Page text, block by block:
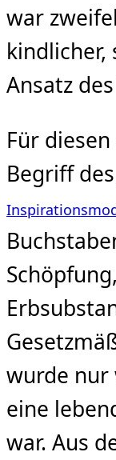
war
kindlicher,
Ansatz
Für
Begriff des
wurde nur
eine
war. Aus